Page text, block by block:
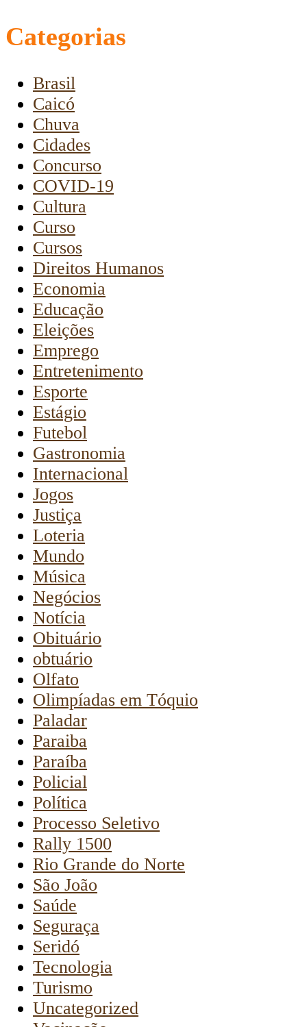
Categorias
Brasil
Caicó
Chuva
Cidades
Concurso
COVID-19
Cultura
Curso
Cursos
Direitos Humanos
Economia
Educação
Eleições
Emprego
Entretenimento
Esporte
Estágio
Futebol
Gastronomia
Internacional
Jogos
Justiça
Loteria
Mundo
Música
Negócios
Notícia
Obituário
obtuário
Olfato
Olimpíadas em Tóquio
Paladar
Paraiba
Paraíba
Policial
Política
Processo Seletivo
Rally 1500
Rio Grande do Norte
São João
Saúde
Seguraça
Seridó
Tecnologia
Turismo
Uncategorized